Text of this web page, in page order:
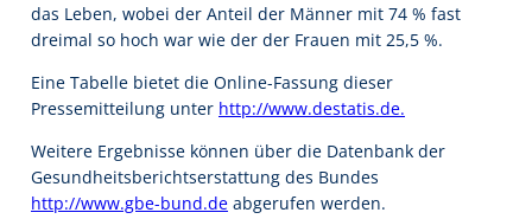
das Leben, wobei der Anteil der Männer mit 74 % fast
dreimal so hoch war wie der der Frauen mit 25,5 %.
Eine Tabelle bietet die Online-Fassung dieser
Pressemitteilung unter http://www.destatis.de.
Weitere Ergebnisse können über die Datenbank der
Gesundheitsberichtserstattung des Bundes
http://www.gbe-bund.de abgerufen werden.